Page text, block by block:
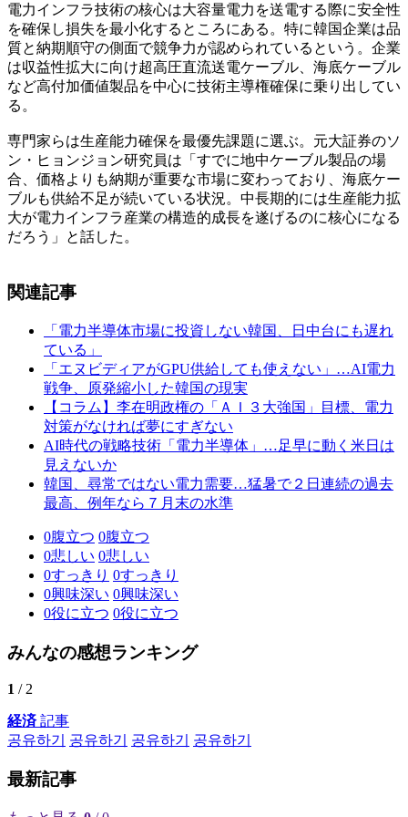
電力インフラ技術の核心は大容量電力を送電する際に安全性
を確保し損失を最小化するところにある。特に韓国企業は品
質と納期順守の側面で競争力が認められているという。企業
は収益性拡大に向け超高圧直流送電ケーブル、海底ケーブル
など高付加価値製品を中心に技術主導権確保に乗り出してい
る。
専門家らは生産能力確保を最優先課題に選ぶ。元大証券のソ
ン・ヒョンジョン研究員は「すでに地中ケーブル製品の場
合、価格よりも納期が重要な市場に変わっており、海底ケー
ブルも供給不足が続いている状況。中長期的には生産能力拡
大が電力インフラ産業の構造的成長を遂げるのに核心になる
だろう」と話した。
関連記事
「電力半導体市場に投資しない韓国、日中台にも遅れ
ている」
「エヌビディアがGPU供給しても使えない」…AI電力
戦争、原発縮小した韓国の現実
【コラム】李在明政権の「ＡＩ３大強国」目標、電力
対策がなければ夢にすぎない
AI時代の戦略技術「電力半導体」…足早に動く米日は
見えないか
韓国、尋常ではない電力需要…猛暑で２日連続の過去
最高、例年なら７月末の水準
0腹立つ 0腹立つ
0悲しい 0悲しい
0すっきり 0すっきり
0興味深い 0興味深い
0役に立つ 0役に立つ
みんなの感想ランキング
1 / 2
経済記事
공유하기
공유하기 공유하기 공유하기
最新記事